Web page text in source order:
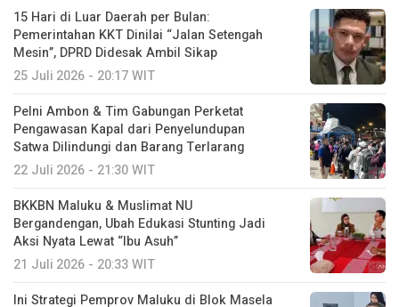
15 Hari di Luar Daerah per Bulan:
Pemerintahan KKT Dinilai “Jalan Setengah
Mesin”, DPRD Didesak Ambil Sikap
25 Juli 2026 - 20:17 WIT
Pelni Ambon & Tim Gabungan Perketat
Pengawasan Kapal dari Penyelundupan
Satwa Dilindungi dan Barang Terlarang
22 Juli 2026 - 21:30 WIT
BKKBN Maluku & Muslimat NU
Bergandengan, Ubah Edukasi Stunting Jadi
Aksi Nyata Lewat “Ibu Asuh”
21 Juli 2026 - 20:33 WIT
Ini Strategi Pemprov Maluku di Blok Masela